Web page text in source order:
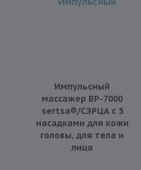
Импульсный
массажер BP-7000
sertsa®/СЭРЦА с 5
насадками для кожи
головы, для тела и
лица